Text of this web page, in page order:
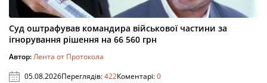
Суд оштрафував командира військової частини за
ігнорування рішення на 66 560 грн
Автор:Лента от Протокола
05.08.2026Переглядів:422Коментарі:0